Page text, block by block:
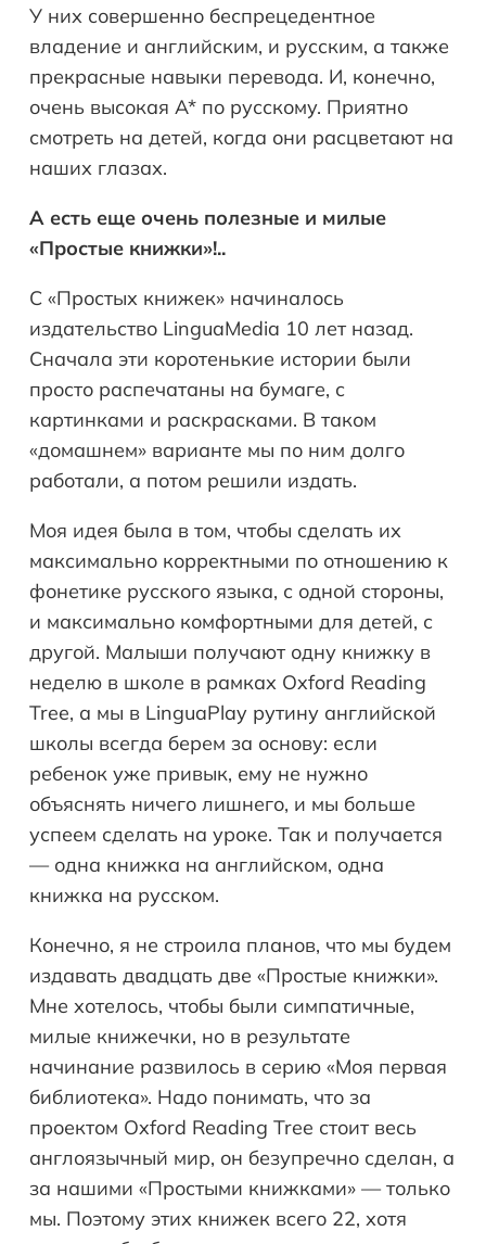
У них совершенно беспрецедентное
владение и английским, и русским, а также
прекрасные навыки перевода. И, конечно,
очень высокая А* по русскому. Приятно
смотреть на детей, когда они расцветают на
наших глазах.
А есть еще очень полезные и милые
«Простые книжки»!..
С «Простых книжек» начиналось
издательство LinguaMedia 10 лет назад.
Сначала эти коротенькие истории были
просто распечатаны на бумаге, с
картинками и раскрасками. В таком
«домашнем» варианте мы по ним долго
работали, а потом решили издать.
Моя идея была в том, чтобы сделать их
максимально корректными по отношению к
фонетике русского языка, с одной стороны,
и максимально комфортными для детей, с
другой. Малыши получают одну книжку в
неделю в школе в рамках Oxford Reading
Tree, а мы в LinguaPlay рутину английской
школы всегда берем за основу: если
ребенок уже привык, ему не нужно
объяснять ничего лишнего, и мы больше
успеем сделать на уроке. Так и получается
— одна книжка на английском, одна
книжка на русском.
Конечно, я не строила планов, что мы будем
издавать двадцать две «Простые книжки».
Мне хотелось, чтобы были симпатичные,
милые книжечки, но в результате
начинание развилось в серию «Моя первая
библиотека». Надо понимать, что за
проектом Oxford Reading Tree стоит весь
англоязычный мир, он безупречно сделан, а
за нашими «Простыми книжками» — только
мы. Поэтому этих книжек всего 22, хотя